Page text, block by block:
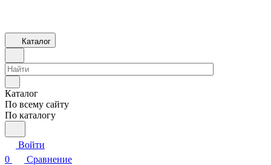
Каталог
Каталог
По всему сайту
По каталогу
Войти
0
Сравнение